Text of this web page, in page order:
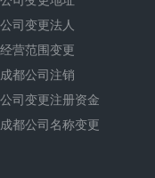
公司变更法人
经营范围变更
成都公司注销
公司变更注册资金
成都公司名称变更